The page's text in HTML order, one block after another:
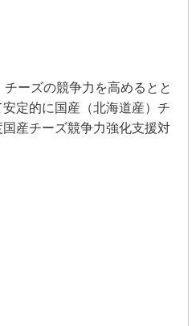
ーズの競争力を高めるとと
定的に国産（北海道産）チ
産チーズ競争力強化支援対